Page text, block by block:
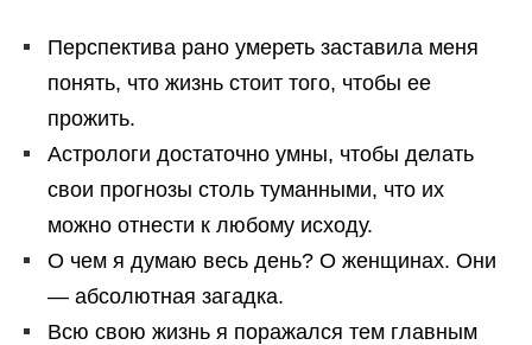
Перспектива рано умереть заставила меня
понять, что жизнь стоит того, чтобы ее
прожить.
Астрологи достаточно умны, чтобы делать
свои прогнозы столь туманными, что их
можно отнести к любому исходу.
О чем я думаю весь день? О женщинах. Они
— абсолютная загадка.
Всю свою жизнь я поражался тем главным